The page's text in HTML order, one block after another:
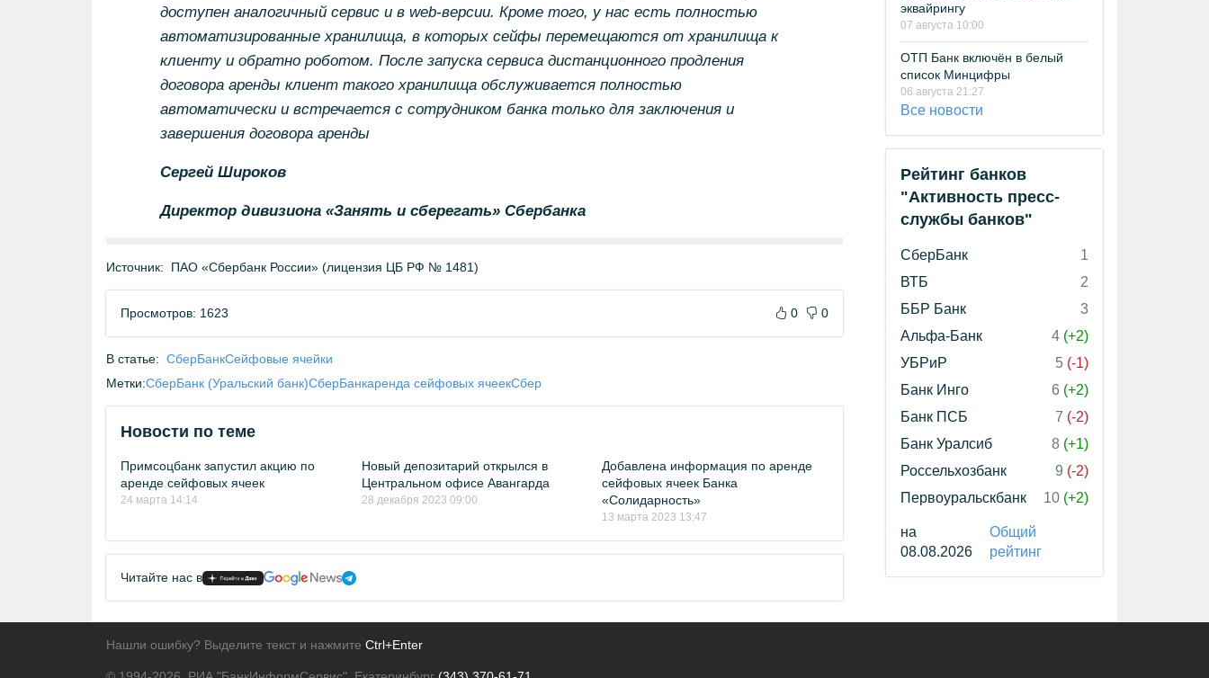
доступен аналогичный сервис и в web-версии. Кроме того, у нас есть полностью
автоматизированные хранилища, в которых сейфы перемещаются от хранилища к
клиенту и обратно роботом. После запуска сервиса дистанционного продления
договора аренды клиент такого хранилища обслуживается полностью
автоматически и встречается с сотрудником банка только для заключения и
завершения договора аренды
Сергей Широков
Директор дивизиона «Занять и сберегать» Сбербанка
Источник: ПАО «Сбербанк России» (лицензия ЦБ РФ № 1481)
Просмотров: 1623 0 0
В статье: СберБанкСейфовые ячейки
Метки:СберБанк (Уральский банк)СберБанкаренда сейфовых ячеекСбер
Новости по теме
Примсоцбанк запустил акцию по
аренде сейфовых ячеек
24 марта 14:14
Новый депозитарий открылся в
Центральном офисе Авангарда
28 декабря 2023 09:00
Добавлена информация по аренде
сейфовых ячеек Банка
«Солидарность»
13 марта 2023 13:47
Читайте нас в
эквайрингу
07 августа 10:00
ОТП Банк включён в белый
список Минцифры
06 августа 21:27
Все новости
Рейтинг банков
"Активность пресс-
службы банков"
СберБанк
1
ВТБ
2
ББР Банк
3
Альфа-Банк
4 (+2)
УБРиР
5 (-1)
Банк Инго
6 (+2)
Банк ПСБ
7 (-2)
Банк Уралсиб
8 (+1)
Россельхозбанк
9 (-2)
Первоуральскбанк
10 (+2)
на
08.08.2026
Общий
рейтинг
Нашли ошибку? Выделите текст и нажмите Ctrl+Enter